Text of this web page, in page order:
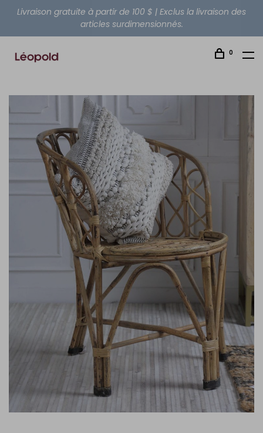
Livraison gratuite à partir de 100 $ | Exclus la livraison des
articles surdimensionnés.
0